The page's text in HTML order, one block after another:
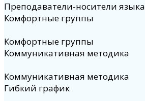
Преподаватели-носители языка
Комфортные группы
Комфортные группы
Коммуникативная методика
Коммуникативная методика
Гибкий график